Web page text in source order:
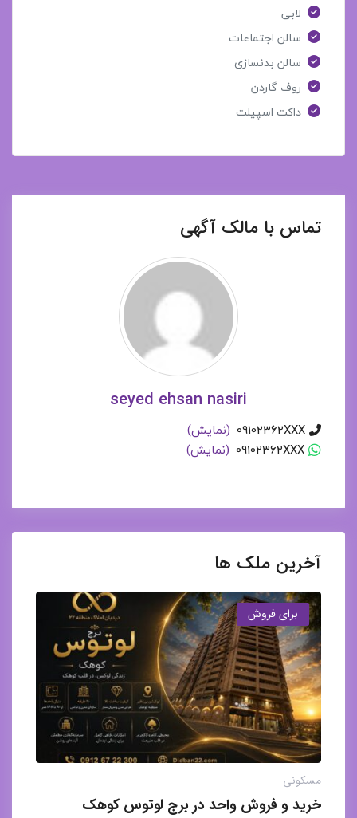
لابی
سالن اجتماعات
سالن بدنسازی
روف گاردن
داکت اسپیلت
تماس با مالک آگهی
seyed ehsan nasiri
09102362XXX (نمایش)
09102362XXX (نمایش)
آخرین ملک ها
برای فروش
مسکونی
خرید و فروش واحد در برج لوتوس کوهک